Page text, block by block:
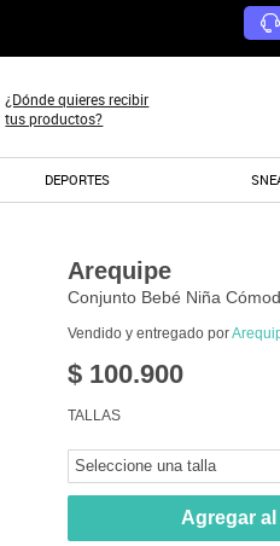
¿Dónde quieres recibir
tus productos?
DEPORTES
Arequipe
Conjunto Bebé Niña
Vendido y entregado por
$ 100.900
TALLAS
Seleccione una talla
Agregar